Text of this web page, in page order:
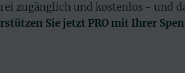
zugänglich und kostenlos - und
Sie jetzt PRO mit Ihrer